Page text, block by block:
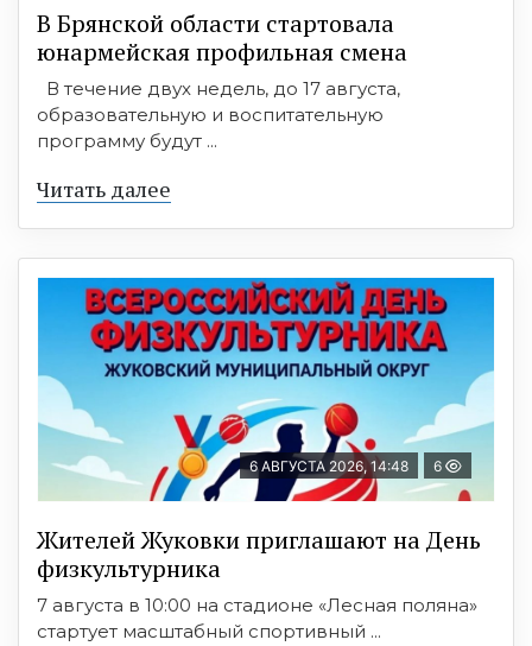
В Брянской области стартовала
юнармейская профильная смена
В течение двух недель, до 17 августа,
образовательную и воспитательную
программу будут ...
Читать далее
6 АВГУСТА 2026, 14:48 6
Жителей Жуковки приглашают на День
физкультурника
7 августа в 10:00 на стадионе «Лесная поляна»
стартует масштабный спортивный ...